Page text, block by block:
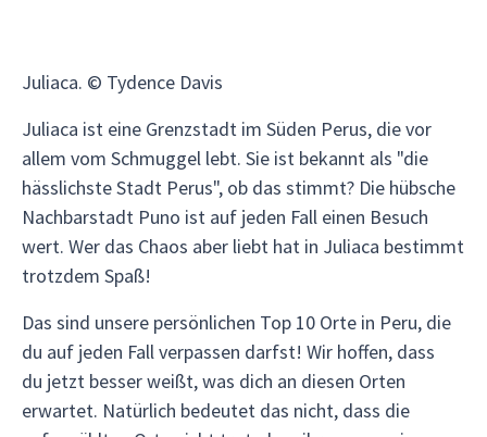
Juliaca. © Tydence Davis
Juliaca ist eine Grenzstadt im Süden Perus, die vor
allem vom Schmuggel lebt. Sie ist bekannt als "die
hässlichste Stadt Perus", ob das stimmt? Die hübsche
Nachbarstadt Puno ist auf jeden Fall einen Besuch
wert. Wer das Chaos aber liebt hat in Juliaca bestimmt
trotzdem Spaß!
Das sind unsere persönlichen Top 10 Orte in Peru, die
du auf jeden Fall verpassen darfst! Wir hoffen, dass
du jetzt besser weißt, was dich an diesen Orten
erwartet. Natürlich bedeutet das nicht, dass die